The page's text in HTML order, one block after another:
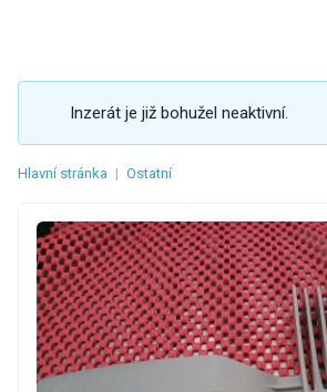
Inzerát je již bohužel neaktivní.
Hlavní stránka | Ostatní